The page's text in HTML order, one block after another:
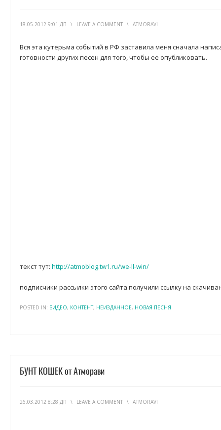
18.05.2012 9:01 ДП \ LEAVE A COMMENT \ ATMORAVI
Вся эта кутерьма событий в РФ заставила меня сначала
готовности других песен для того, чтобы ее опубликовать.
текст тут: http://atmoblog.tw1.ru/we-ll-win/
подписчики рассылки этого сайта получили ссылку на
POSTED IN: ВИДЕО, КОНТЕНТ, НЕИЗДАННОЕ, НОВАЯ ПЕСНЯ
БУНТ КОШЕК от Атморави
26.03.2012 8:28 ДП \ LEAVE A COMMENT \ ATMORAVI